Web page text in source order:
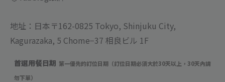
地址：日本〒162-0825 Tokyo, Shinjuku City,
Kagurazaka, 5 Chome−37 相良ビル 1F
首選用餐日期 第一優先的訂位日期（訂位日期必須大於30天以上，30天內請
勿下單）